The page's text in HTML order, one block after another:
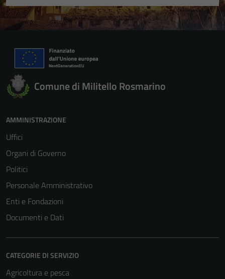
Comune di Militello Rosmarino
AMMINISTRAZIONE
Uffici
Organi di Governo
Politici
Personale Amministrativo
Enti e Fondazioni
Documenti e Dati
CATEGORIE DI SERVIZIO
Agricoltura e pesca